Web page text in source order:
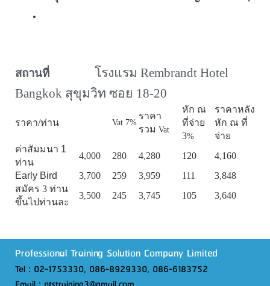
สถานที่ โรงแรม Rembrandt Hotel
Bangkok สุขุมวิท ซอย 18-20
ราคา/ท่าน Vat 7%
ราคา
รวม Vat
หัก ณ
ที่จ่าย
3%
ราคาหลัง
หัก ณ ที่
จ่าย
ค่าสัมมนา 1
ท่าน
4,000 280 4 280 120 4 160
Early Bird
3 700 259 3 959 111 3 848
สมัคร 3 ท่าน
ขึ้นไปท่านละ
3 500 245 3 745 105 3 640
Professional Training Solution Company Limited
Tel : 02-1753330, 086-8929330, 086-6183752